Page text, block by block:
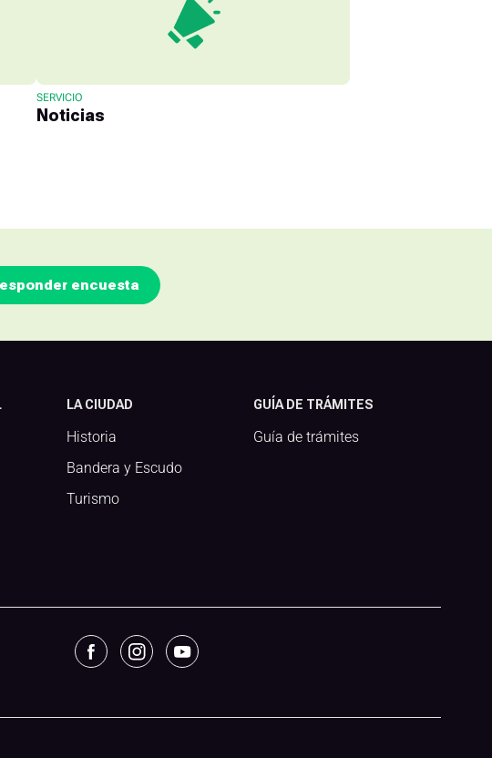
SERVICIO
Noticias
encuesta
LA CIUDAD
Historia
Bandera y Escudo
Turismo
GUÍA DE TRÁMITES
Guía de trámites